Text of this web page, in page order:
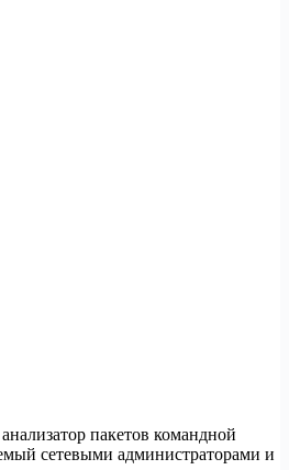
пакетов командной
сетевыми администраторами и